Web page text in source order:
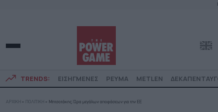
TRENDS: ΕΙΣΗΓΜΕΝΕΣ ΡΕΥΜΑ METLEN
ΑΡΧΙΚΗ » ΠΟΛΙΤΙΚΗ » Μητσοτάκης: Ώρα μεγάλων αποφάσεων για την ΕΕ